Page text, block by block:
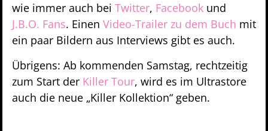
wie immer auch bei Twitter, Facebook und
J.B.O. Fans. Einen Video-Trailer zu dem Buch mit
ein paar Bildern aus Interviews gibt es auch.
Übrigens: Ab kommenden Samstag, rechtzeitig
zum Start der Killer Tour, wird es im Ultrastore
auch die neue „Killer Kollektion“ geben.